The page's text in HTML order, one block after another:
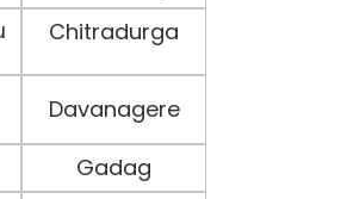
Chitradurga
Davanagere
Gadag